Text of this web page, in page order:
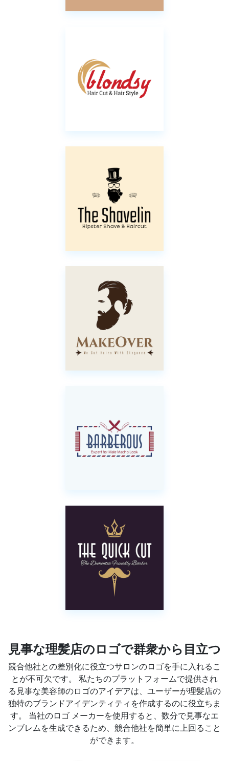
見事な理髪店のロゴで群衆から目立つ
競合他社との差別化に役立つサロンのロゴを手に入れるこ
とが不可欠です。 私たちのプラットフォームで提供され
る見事な美容師のロゴのアイデアは、ユーザーが理髪店の
独特のブランドアイデンティティを作成するのに役立ちま
す。 当社のロゴ メーカーを使用すると、数分で見事なエ
ンブレムを生成できるため、競合他社を簡単に上回ること
ができます。